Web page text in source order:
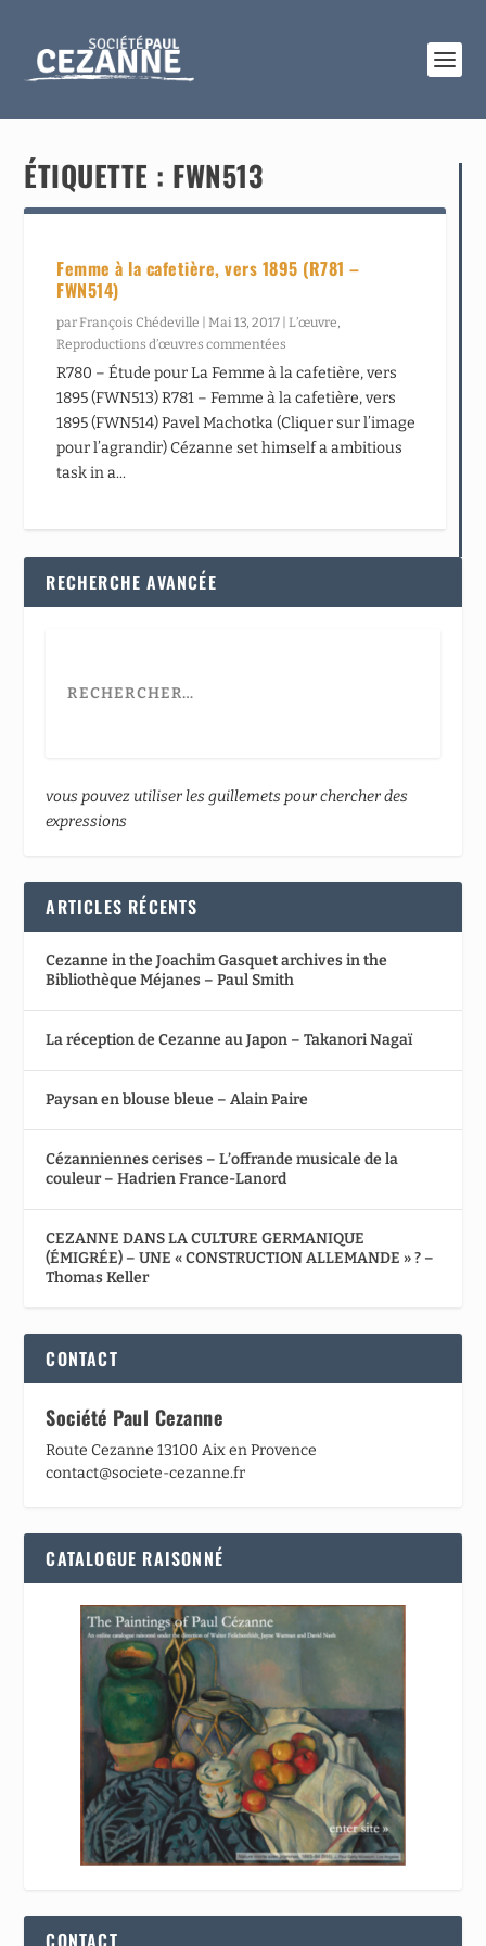
ÉTIQUETTE : FWN513
Femme à la cafetière, vers 1895 (R781 –
FWN514)
parFrançois Chédeville |Mai 13, 2017 |L’œuvre,
Reproductions d’œuvres commentées
R780 – Étude pour La Femme à la cafetière, vers
1895 (FWN513) R781 – Femme à la cafetière, vers
1895 (FWN514) Pavel Machotka (Cliquer sur l’image
pour l’agrandir) Cézanne set himself a ambitious
task in a...
RECHERCHE AVANCÉE
vous pouvez utiliser les guillemets pour chercher des
expressions
ARTICLES RÉCENTS
Cezanne in the Joachim Gasquet archives in the
Bibliothèque Méjanes – Paul Smith
La réception de Cezanne au Japon – Takanori Nagaï
Paysan en blouse bleue – Alain Paire
Cézanniennes cerises – L’offrande musicale de la
couleur – Hadrien France-Lanord
CEZANNE DANS LA CULTURE GERMANIQUE
(ÉMIGRÉE) – UNE « CONSTRUCTION ALLEMANDE » ? –
Thomas Keller
CONTACT
Société Paul Cezanne
Route Cezanne 13100 Aix en Provence
contact@societe-cezanne.fr
CATALOGUE RAISONNÉ
CONTACT